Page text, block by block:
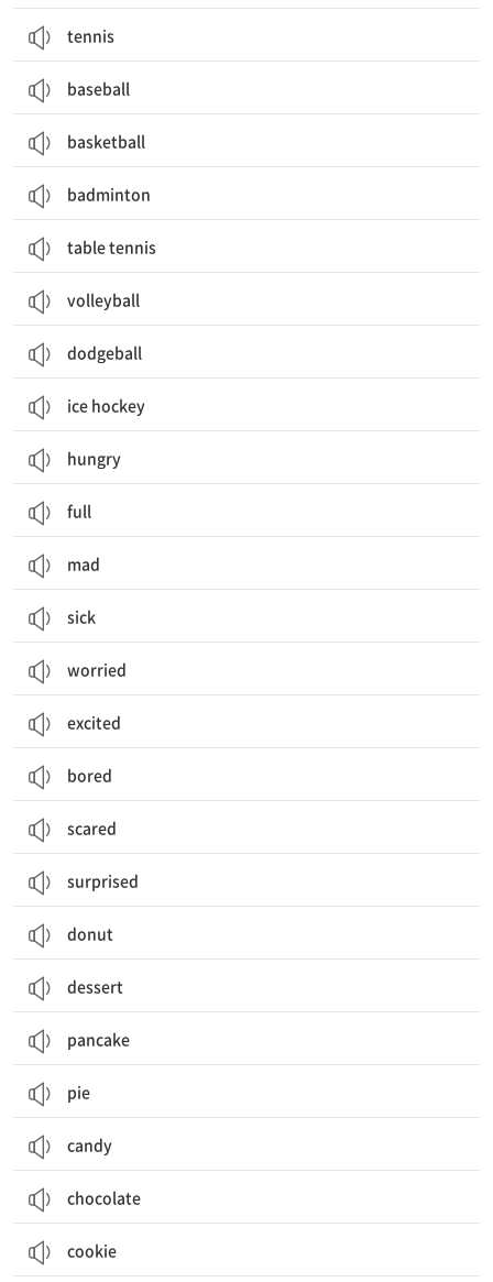
tennis
baseball
basketball
badminton
table tennis
volleyball
dodgeball
ice hockey
hungry
full
mad
sick
worried
excited
bored
scared
surprised
donut
dessert
pancake
pie
candy
chocolate
cookie